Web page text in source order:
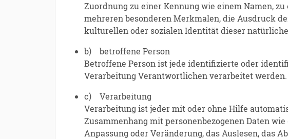
Zuordnung zu einer Kennung wie einem Namen,
mehreren besonderen Merkmalen, die Ausdruck
kulturellen oder sozialen Identität dieser
b) betroffene Person
Betroffene Person ist jede identifizierte oder
Verarbeitung Verantwortlichen verarbeitet werden.
c) Verarbeitung
Verarbeitung ist jeder mit oder ohne Hilfe
Zusammenhang mit personenbezogenen Daten
Anpassung oder Veränderung, das Auslesen, das